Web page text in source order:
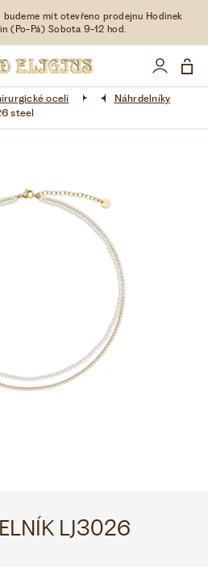
mít otevřeno prodejnu Hodinek
(Po-Pá) Sobota 9-12 hod.
oceli
Náhrdelníky
steel
LJ3026